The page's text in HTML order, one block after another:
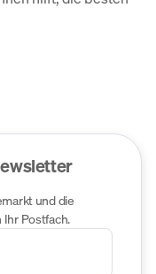
und die
Ihr Postfach.